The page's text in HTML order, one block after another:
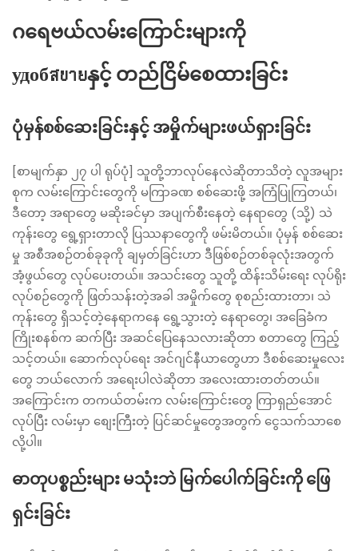
ဂရေဗယ်လမ်းကြောင်းများကို
удобสบายနှင့် တည်ငြိမ်စေထားခြင်း
ပုံမှန်စစ်ဆေးခြင်းနှင့် အမှိုက်များဖယ်ရှားခြင်း
[စာမျက်နှာ ၂၇ ပါ ရုပ်ပုံ] သူတို့ဘာလုပ်နေလဲဆိုတာသိတဲ့ လူအများ
စုက လမ်းကြောင်းတွေကို မကြာခဏ စစ်ဆေးဖို့ အကြံပြုကြတယ်၊
ဒီတော့ အရာတွေ မဆိုးခင်မှာ အပျက်စီးနေတဲ့ နေရာတွေ (သို့) သဲ
ကုန်းတွေ ရွေ့ရှားတာလို ပြဿနာတွေကို ဖမ်းမိတယ်။ ပုံမှန် စစ်ဆေး
မှု အစီအစဉ်တစ်ခုခုကို ချမှတ်ခြင်းဟာ ဒီဖြစ်စဉ်တစ်ခုလုံးအတွက်
အံ့ဖွယ်တွေ လုပ်ပေးတယ်။ အသင်းတွေ သူတို့ ထိန်းသိမ်းရေး လုပ်ရိုး
လုပ်စဉ်တွေကို ဖြတ်သန်းတဲ့အခါ အမှိုက်တွေ စုစည်းထားတာ၊ သဲ
ကုန်းတွေ ရှိသင့်တဲ့နေရာကနေ ရွေ့သွားတဲ့ နေရာတွေ၊ အခြေခံက
ကြိုးစနစ်က ဆက်ပြီး အဆင်ပြေနေသလားဆိုတာ စတာတွေ ကြည့်
သင့်တယ်။ ဆောက်လုပ်ရေး အင်ဂျင်နီယာတွေဟာ ဒီစစ်ဆေးမှုလေး
တွေ ဘယ်လောက် အရေးပါလဲဆိုတာ အလေးထားတတ်တယ်။
အကြောင်းက တကယ်တမ်းက လမ်းကြောင်းတွေ ကြာရှည်အောင်
လုပ်ပြီး လမ်းမှာ စျေးကြီးတဲ့ ပြင်ဆင်မှုတွေအတွက် ငွေသက်သာစေ
လို့ပါ။
ဓာတုပစ္စည်းများ မသုံးဘဲ မြက်ပေါက်ခြင်းကို ဖြေ
ရှင်းခြင်း